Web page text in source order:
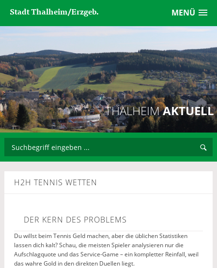
MENÜ
Stadt Thalheim/Erzgeb.
THALHEIMAKTUELL
H2H TENNIS WETTEN
DER KERN DES PROBLEMS
Du willst beim Tennis Geld machen, aber die üblichen Statistiken
lassen dich kalt? Schau, die meisten Spieler analysieren nur die
Aufschlagquote und das Service-Game – ein kompletter Reinfall, weil
das wahre Gold in den direkten Duellen liegt.